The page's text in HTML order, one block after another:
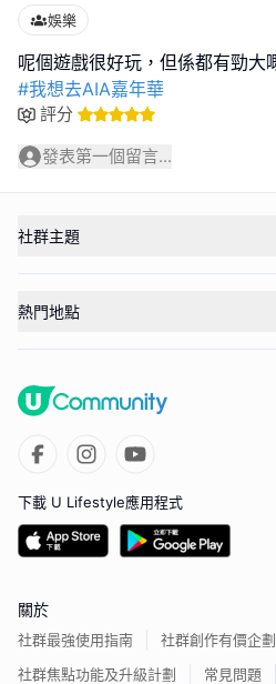
娛樂
#我想去AIA嘉年華
評分
發表第一個留言...
社群主題
熱門地點
下載 U Lifestyle應用程式
關於
社群最強使用指南
社群創作有價企劃
社群焦點功能及升級計劃
常見問題